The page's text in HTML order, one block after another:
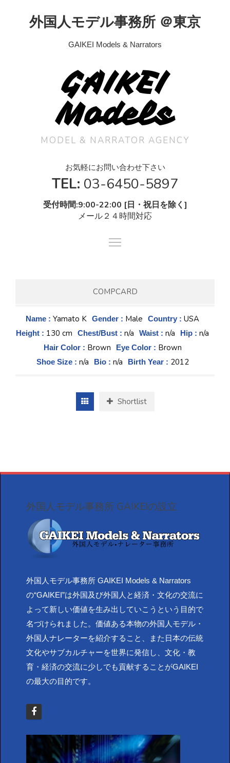
外国人モデル事務所 ＠東京
GAIKEI Models & Narrators
GAIKEI
Models
MODEL & NARRATOR AGENCY
お気軽にお問い合わせ下さい
TEL: 03-6450-5897
受付時間:9:00-22:00 [日・祝日を除く]
メール２４時間対応
COMPCARD
Name : Yamato K Gender : Male Country : USA
Height : 130 cm Chest/Bust : n/a Waist : n/a Hip : n/a
Hair Color : Brown Eye Color : Brown
Shoe Size : n/a Bio : n/a Birth Year : 2012
Shortlist
外国人モデル事務所 GAIKEIの設立
外国人モデル事務所 GAIKEI Models & Narrators
の“GAIKEI”は外国及び外国人と経済・文化の交流に
よって新しい価値を生み出していこうという目的で
名づけられました。価値ある本物の外国人モデル・
外国人ナレーターを紹介すること、また日本の伝統
文化やサブカルチャーを世界に発信し、文化・教
育・経済の交流に少しでも貢献することがGAIKEI
の最大の目的です。